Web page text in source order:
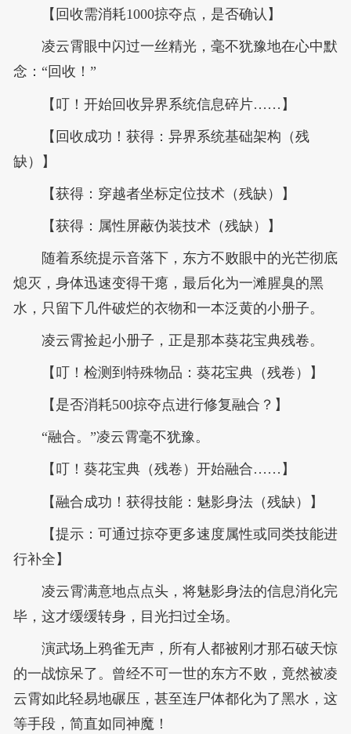
【回收需消耗1000掠夺点，是否确认】
凌云霄眼中闪过一丝精光，毫不犹豫地在心中默
念：“回收！”
【叮！开始回收异界系统信息碎片……】
【回收成功！获得：异界系统基础架构（残
缺）】
【获得：穿越者坐标定位技术（残缺）】
【获得：属性屏蔽伪装技术（残缺）】
随着系统提示音落下，东方不败眼中的光芒彻底
熄灭，身体迅速变得干瘪，最后化为一滩腥臭的黑
水，只留下几件破烂的衣物和一本泛黄的小册子。
凌云霄捡起小册子，正是那本葵花宝典残卷。
【叮！检测到特殊物品：葵花宝典（残卷）】
【是否消耗500掠夺点进行修复融合？】
“融合。”凌云霄毫不犹豫。
【叮！葵花宝典（残卷）开始融合……】
【融合成功！获得技能：魅影身法（残缺）】
【提示：可通过掠夺更多速度属性或同类技能进
行补全】
凌云霄满意地点点头，将魅影身法的信息消化完
毕，这才缓缓转身，目光扫过全场。
演武场上鸦雀无声，所有人都被刚才那石破天惊
的一战惊呆了。曾经不可一世的东方不败，竟然被凌
云霄如此轻易地碾压，甚至连尸体都化为了黑水，这
等手段，简直如同神魔！